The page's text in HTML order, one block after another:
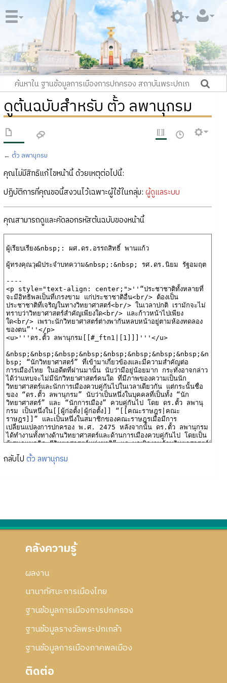
ดูต้นฉบับสำหรับ ตั้ว ลพานุกรม
← ตั้ว ลพานุกรม
คุณไม่มีสิทธิแก้ไขหน้านี้ ด้วยเหตุต่อไปนี้:
ปฏิบัติการที่คุณขอนี้สงวนไว้เฉพาะผู้ใช้ในกลุ่ม: ผู้ดูแลระบบ
คุณสามารถดูและคัดลอกรหัสต้นฉบับของหน้านี้
กลับไป ตั้ว ลพานุกรม
คลังความรู้
ผลงาน
นานาทัศนะการเมืองไทย
ฐานข้อมูลการเมืองการปกครอง
ฐานข้อมูลรางวัลพระปกเกล้า
ฐานข้อมูลการเมืองภาคพลเมือง
ติดต่อ